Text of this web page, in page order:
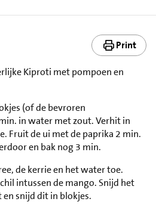
Print
Kiproti met pompoen en
(of de bevroren
in water met zout. Verhit in
Fruit de ui met de paprika 2 min.
en bak nog 3 min.
de kerrie en het water toe.
intussen de mango. Snijd het
snijd dit in blokjes.